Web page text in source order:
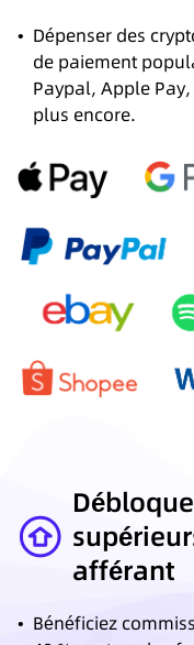
• Dépenser des
de paiement
Paypal, Apple
plus encore.
afférant
• Bénéficiez